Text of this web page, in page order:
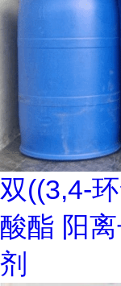
双((3,4-
酸酯 阳
剂